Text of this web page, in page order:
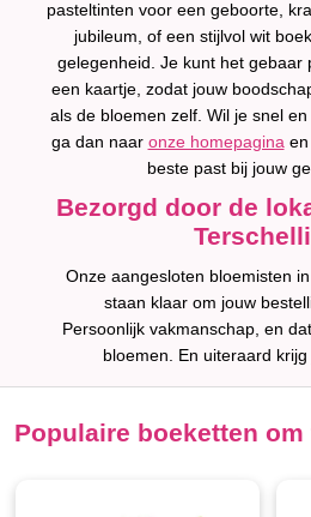
pasteltinten voor een geboorte,
jubileum, of een stijlvol wit
gelegenheid. Je kunt het gebaar
een kaartje, zodat jouw
als de bloemen zelf. Wil je snel en
ga dan naar onze homepagina
beste past bij jouw
Bezorgd door de
Onze aangesloten bloemisten
staan klaar om jouw
Persoonlijk vakmanschap, en
bloemen. En uiteraard krijg
Populaire boeketten